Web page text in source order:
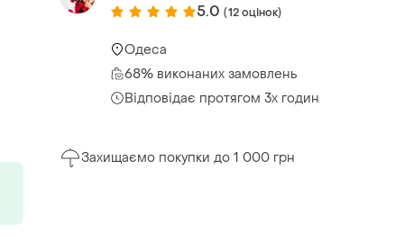
5.0 (12 оцінок)
Одеса
68% виконаних замовлень
Відповідає протягом 3х годин
Захищаємо покупки до 1 000 грн